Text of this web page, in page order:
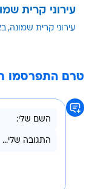
עירוני קרית
עירוני קרית שמונה
טרם התפרסמו